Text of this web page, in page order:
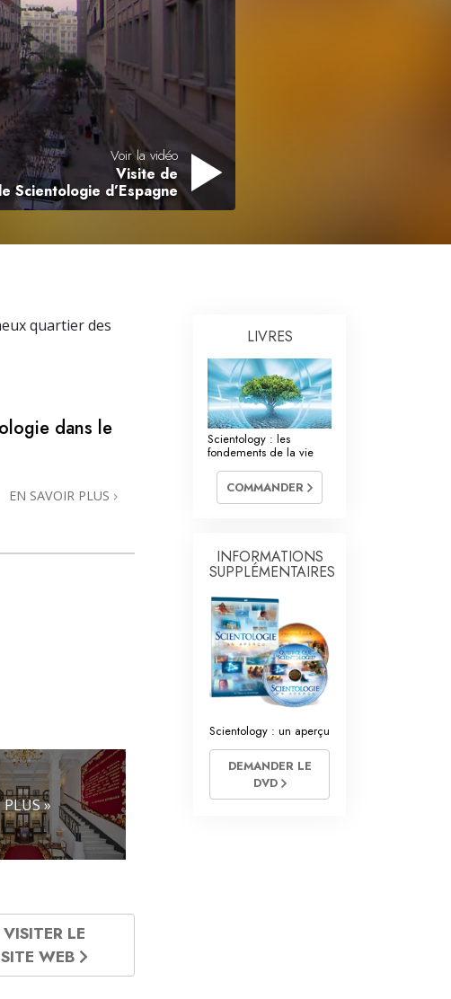
L’échelle des tons émotionnels
Les enfants
Des outils pour le monde du travail
L’éthique et les conditions
La raison de l’oppression
La technologie de l’étude
La communication
Voir la vidéo
Visite de
Scientologie d’Espagne
quartier des
dans le
EN SAVOIR PLUS
PLUS »
VISITER LE
SITE WEB
LIVRES
Scientology : les
fondements de la vie
COMMANDER
INFORMATIONS
SUPPLÉMENTAIRES
Scientology : un aperçu
DEMANDER LE
DVD